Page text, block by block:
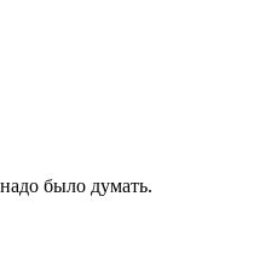
было думать.